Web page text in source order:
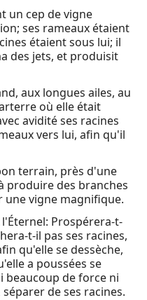
un cep de vigne
ses rameaux étaient
étaient sous lui; il
des jets, et produisit
aux longues ailes, au
où elle était
avidité ses racines
vers lui, afin qu'il
terrain, près d'une
produire des branches
vigne magnifique.
l'Éternel: Prospérera-t-
t-il pas ses racines,
qu'elle se dessèche,
a poussées se
beaucoup de force ni
de ses racines.